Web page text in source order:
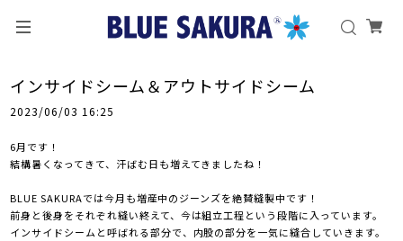
インサイドシーム＆アウトサイドシーム
2023/06/03 16:25
6月です！
結構暑くなってきて、汗ばむ日も増えてきましたね！
BLUE SAKURAでは今月も増産中のジーンズを絶賛縫製中です！
前身と後身をそれぞれ縫い終えて、今は組立工程という段階に入っています。
インサイドシームと呼ばれる部分で、内股の部分を一気に縫合していきます。